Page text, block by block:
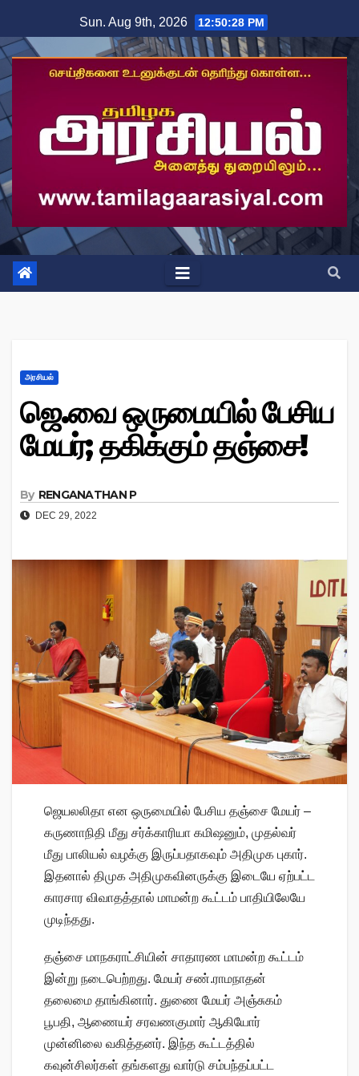
to
content
Sun. Aug 9th, 2026 12:50:29 PM
அரசியல்
ஜெ.வை ஒருமையில் பேசிய
மேயர்; தகிக்கும் தஞ்சை!
By RENGANATHAN P
DEC 29, 2022
ஜெயலலிதா என ஒருமையில் பேசிய தஞ்சை மேயர் –
கருணாநிதி மீது சர்க்காரியா கமிஷனும், முதல்வர்
மீது பாலியல் வழக்கு இருப்பதாகவும் அதிமுக புகார்.
இதனால் திமுக அதிமுகவினருக்கு இடையே ஏற்பட்ட
காரசார விவாதத்தால் மாமன்ற கூட்டம் பாதியிலேயே
முடிந்தது.
தஞ்சை மாநகராட்சியின் சாதாரண மாமன்ற கூட்டம்
இன்று நடைபெற்றது. மேயர் சண்.ராமநாதன்
தலைமை தாங்கினார். துணை மேயர் அஞ்சுகம்
பூபதி, ஆணையர் சரவணகுமார் ஆகியோர்
முன்னிலை வகித்தனர். இந்த கூட்டத்தில்
கவுன்சிலர்கள் தங்களது வார்டு சம்பந்தப்பட்ட